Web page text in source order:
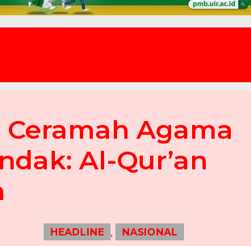
Agama
Al-Qur’an
HEADLINE , NASIONAL